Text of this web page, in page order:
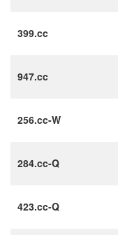
399.cc
947.cc
256.cc-W
284.cc-Q
423.cc-Q